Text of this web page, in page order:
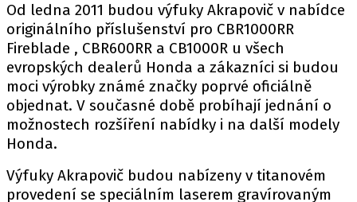
Od ledna 2011 budou výfuky Akrapovič v nabídce
originálního příslušenství pro CBR1000RR
Fireblade , CBR600RR a CB1000R u všech
evropských dealerů Honda a zákazníci si budou
moci výrobky známé značky poprvé oficiálně
objednat. V současné době probíhají jednání o
možnostech rozšíření nabídky i na další modely
Honda.
Výfuky Akrapovič budou nabízeny v titanovém
provedení se speciálním laserem gravírovaným